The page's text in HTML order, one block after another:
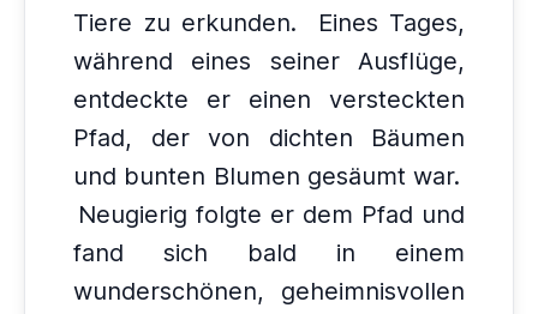
Tiere zu erkunden.
Eines Tages,
während eines seiner Ausflüge,
entdeckte er einen versteckten
Pfad, der von dichten Bäumen
und bunten Blumen gesäumt war.
Neugierig folgte er dem Pfad und
fand sich bald in einem
wunderschönen, geheimnisvollen